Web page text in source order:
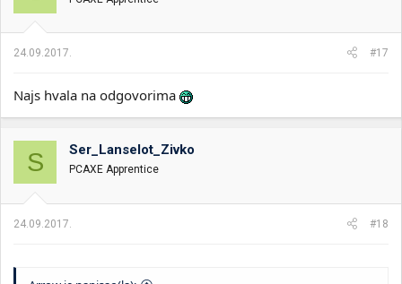
24.09.2017. #17
Najs hvala na odgovorima
S Ser_Lanselot_Zivko
PCAXE Apprentice
24.09.2017. #18